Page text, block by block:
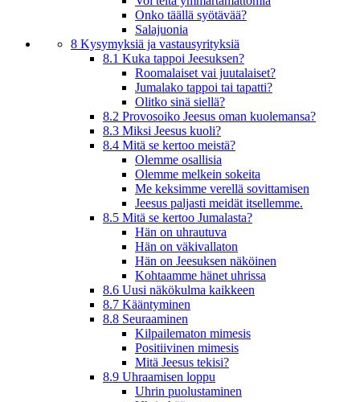
Onko täällä syötävää?
Salajuonia
8 Kysymyksiä ja vastausyrityksiä
8.1 Kuka tappoi Jeesuksen?
Roomalaiset vai juutalaiset?
Jumalako tappoi tai tapatti?
Olitko sinä siellä?
8.2 Provosoiko Jeesus oman kuolemansa?
8.3 Miksi Jeesus kuoli?
8.4 Mitä se kertoo meistä?
Olemme osallisia
Olemme melkein sokeita
Me keksimme verellä sovittamisen
Jeesus paljasti meidät itsellemme.
8.5 Mitä se kertoo Jumalasta?
Hän on uhrautuva
Hän on väkivallaton
Hän on Jeesuksen näköinen
Kohtaamme hänet uhrissa
8.6 Uusi näkökulma kaikkeen
8.7 Kääntyminen
8.8 Seuraaminen
Kilpailematon mimesis
Positiivinen mimesis
Mitä Jeesus tekisi?
8.9 Uhraamisen loppu
Uhrin puolustaminen